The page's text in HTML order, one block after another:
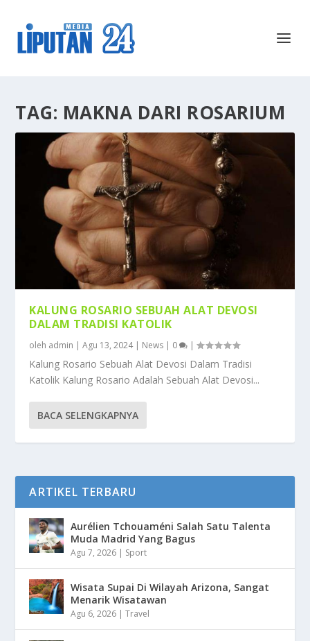
TAG: MAKNA DARI ROSARIUM
KALUNG ROSARIO SEBUAH ALAT DEVOSI
DALAM TRADISI KATOLIK
oleh admin |Agu 13, 2024| News | 0 |
Kalung Rosario Sebuah Alat Devosi Dalam Tradisi
Katolik Kalung Rosario Adalah Sebuah Alat Devosi...
BACA SELENGKAPNYA
ARTIKEL TERBARU
Aurélien Tchouaméni Salah Satu Talenta
Muda Madrid Yang Bagus
Agu 7, 2026 | Sport
Wisata Supai Di Wilayah Arizona, Sangat
Menarik Wisatawan
Agu 6, 2026 |Travel